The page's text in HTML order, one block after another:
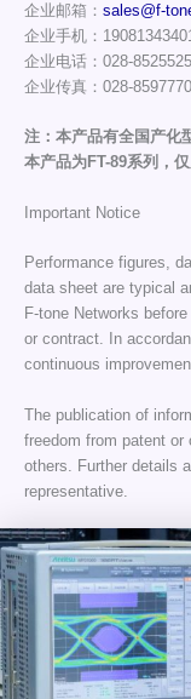
企业邮箱： sales@f-
企业手机：
企业电话：028-
企业传真：028-
注：本产品有全国产化
本产品为FT-89系列，
Important Notice
Performance figures,
data sheet are typical
F-tone Networks
or contract. In
continuous
The publication of
freedom from patent or
others. Further details
representative.